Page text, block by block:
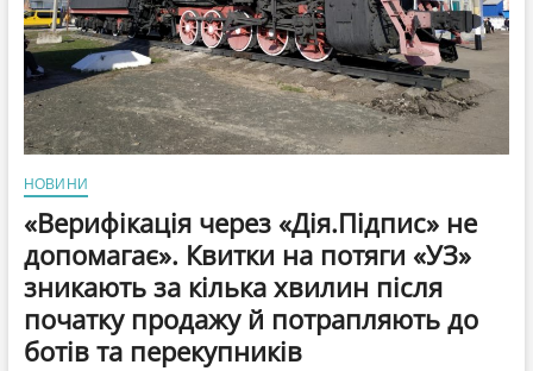
НОВИНИ
«Верифікація через «Дія.Підпис» не
допомагає». Квитки на потяги «УЗ»
зникають за кілька хвилин після
початку продажу й потрапляють до
ботів та перекупників